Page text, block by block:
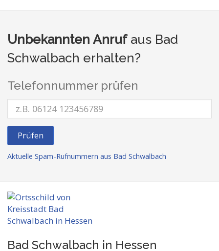
Unbekannten Anrufaus Bad
Schwalbach erhalten?
Telefonnummer prüfen
Prüfen
Aktuelle Spam-Rufnummern aus Bad Schwalbach
Bad Schwalbach in Hessen